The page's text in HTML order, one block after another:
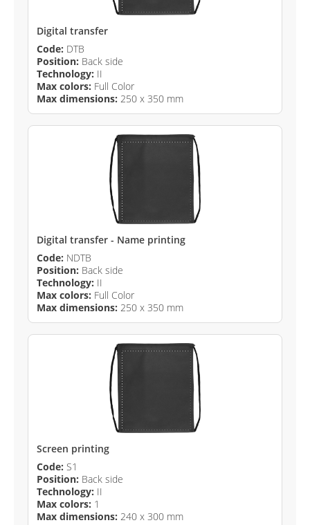
Digital transfer
Code: DTB
Position: Back side
Technology: II
Max colors: Full Color
Max dimensions: 250 x 350 mm
Digital transfer - Name printing
Code: NDTB
Position: Back side
Technology: II
Max colors: Full Color
Max dimensions: 250 x 350 mm
Screen printing
Code: S1
Position: Back side
Technology: II
Max colors: 1
Max dimensions: 240 x 300 mm